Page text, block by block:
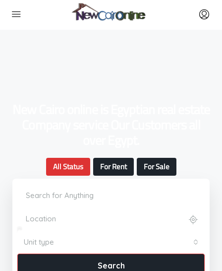
All Status For Rent For Sale
Unit type
Search